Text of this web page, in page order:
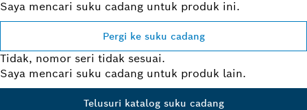
Saya mencari suku cadang untuk produk ini.
Pergi ke suku cadang
Tidak, nomor seri tidak sesuai.
Saya mencari suku cadang untuk produk lain.
Telusuri katalog suku cadang